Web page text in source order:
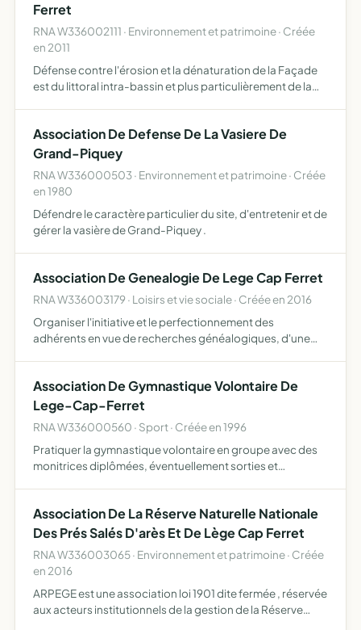
Ferret
RNA W336002111 · Environnement et patrimoine · Créée
en 2011
Défense contre l'érosion et la dénaturation de la Façade
est du littoral intra-bassin et plus particulièrement de la
Association De Defense De La Vasiere De
Grand-Piquey
RNA W336000503 · Environnement et patrimoine · Créée
en 1980
Défendre le caractère particulier du site, d'entretenir et de
gérer la vasière de Grand-Piquey .
Association De Genealogie De Lege Cap Ferret
RNA W336003179 · Loisirs et vie sociale · Créée en 2016
Organiser l'initiative et le perfectionnement des
adhérents en vue de recherches généalogiques, d'une
Association De Gymnastique Volontaire De
Lege-Cap-Ferret
RNA W336000560 · Sport · Créée en 1996
Pratiquer la gymnastique volontaire en groupe avec des
monitrices diplômées, éventuellement sorties et
Association De La Réserve Naturelle Nationale
Des Prés Salés D'arès Et De Lège Cap Ferret
RNA W336003065 · Environnement et patrimoine · Créée
en 2016
ARPEGE est une association loi 1901 dite fermée , réservée
aux acteurs institutionnels de la gestion de la Réserve